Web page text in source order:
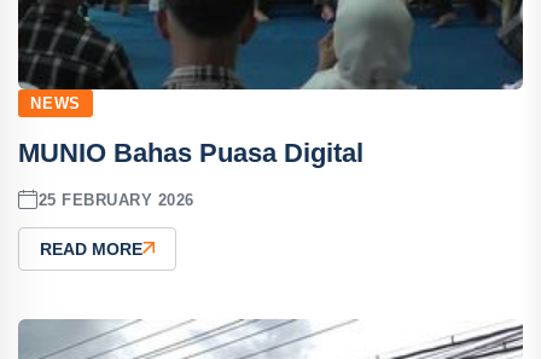
NEWS
MUNIO Bahas Puasa Digital
25 FEBRUARY 2026
READ MORE